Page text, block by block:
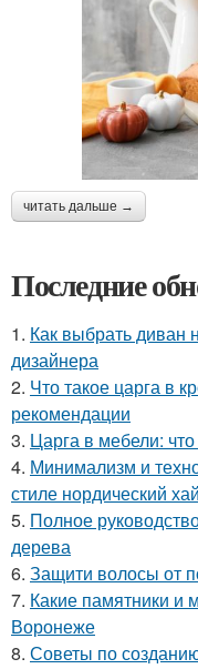
читать дальше →
Последние
1. Как выбрать диван
дизайнера
2. Что такое царга в
рекомендации
3. Царга в мебели:
4. Минимализм и
стиле нордический
5. Полное
дерева
6. Защити волосы от
7. Какие памятники и
Воронеже
8. Советы по